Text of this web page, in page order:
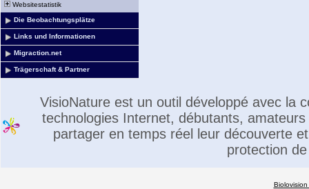
Websitestatistik
Die Beobachtungsplätze
Links und Informationen
Migraction.net
Trägerschaft & Partner
VisioNature est un outil développé avec la
technologies Internet, débutants,
partager en temps réel leur découverte
protection
Biolovision